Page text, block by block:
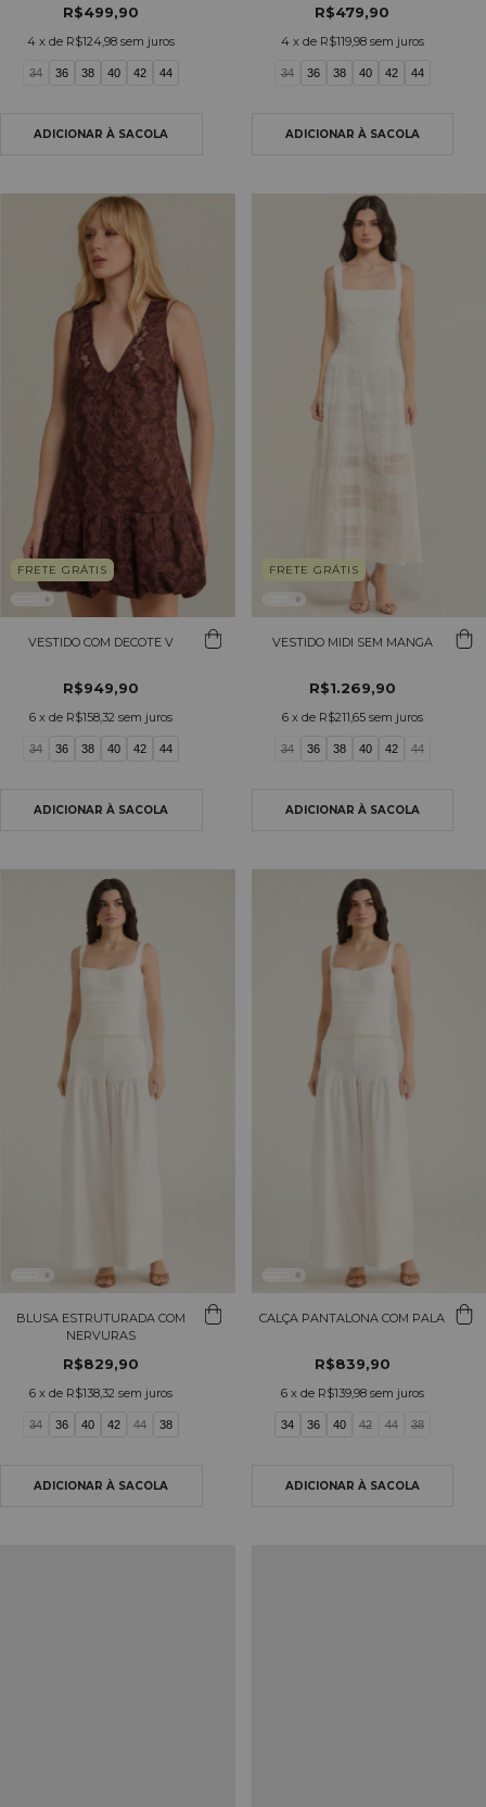
R$499,90
4 x de R$124,98 sem juros
34 36 38 40 42 44
R$479,90
4 x de R$119,98 sem juros
34 36 38 40 42 44
FRETE GRÁTIS
VESTIDO COM DECOTE V
R$949,90
6 x de R$158,32 sem juros
34 36 38 40 42 44
FRETE GRÁTIS
VESTIDO MIDI SEM MANGA
R$1.269,90
6 x de R$211,65 sem juros
34 36 38 40 42 44
BLUSA ESTRUTURADA COM
NERVURAS
R$829,90
6 x de R$138,32 sem juros
34 36 40 42 44 38
CALÇA PANTALONA COM PALA
R$839,90
6 x de R$139,98 sem juros
34 36 40 42 44 38